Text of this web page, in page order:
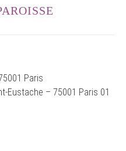
Paris
Eustache – 75001 Paris 01